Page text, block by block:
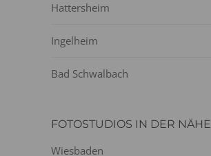
Hattersheim
Ingelheim
Bad Schwalbach
FOTOSTUDIOS IN DER NÄHE
Wiesbaden